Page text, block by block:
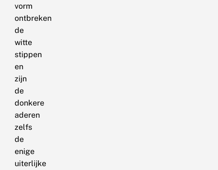
vorm
ontbreken
de
witte
stippen
en
zijn
de
donkere
aderen
zelfs
de
enige
uiterlijke